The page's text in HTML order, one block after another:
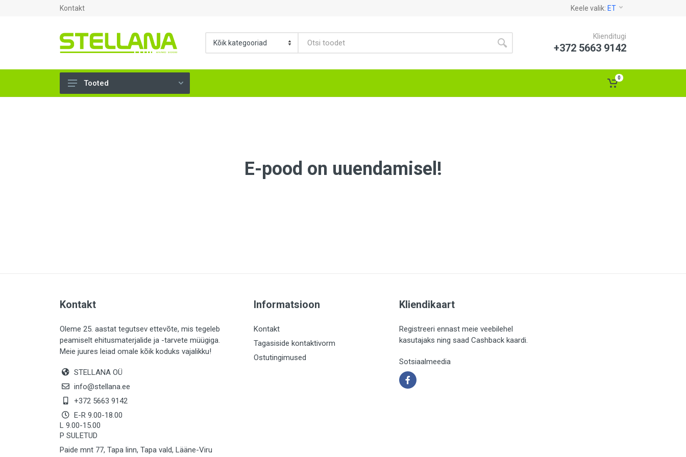
Kontakt Keele valik: ET
Klienditugi
+372 5663 9142
LIISTUD (183)
KIVID (31)
KATTED (133)
MAALRITARBED (1029)
SOOJUSTUS (15)
KEEMIA (222)
TÖÖRIIDED (117)
SAUN (8)
Tooted
0
E-pood on uuendamisel!
Kontakt
Oleme 25. aastat tegutsev ettevõte, mis tegeleb
peamiselt ehitusmaterjalide ja -tarvete müügiga.
Meie juures leiad omale kõik koduks vajalikku!
STELLANA OÜ
info@stellana.ee
+372 5663 9142
E-R 9.00-18.00
L 9.00-15.00
P SULETUD
Paide mnt 77, Tapa linn, Tapa vald, Lääne-Viru
Informatsioon
Kontakt
Tagasiside kontaktivorm
Ostutingimused
Kliendikaart
Registreeri ennast meie veebilehel
kasutajaks ning saad Cashback kaardi.
Sotsiaalmeedia